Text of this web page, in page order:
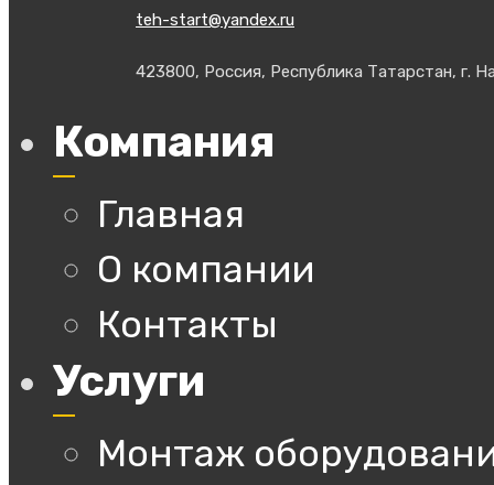
teh-start@yandex.ru
423800, Россия, Республика Татарстан, г.
Компания
Главная
О компании
Контакты
Услуги
Монтаж